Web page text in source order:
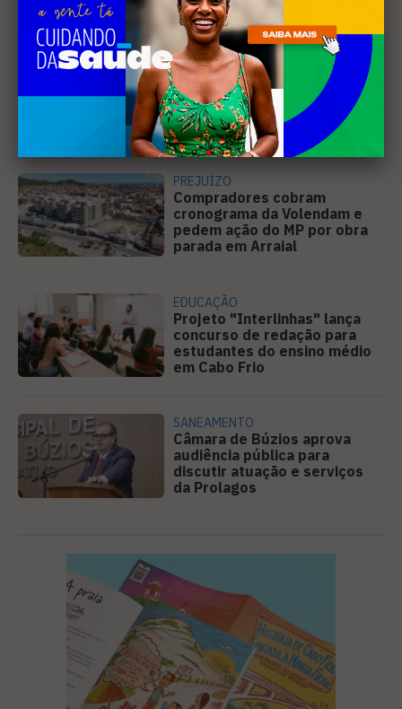
MÚSICA
Banda cabo-friense
Spectrummm apresenta
músicas inéditas no Diveneta
Moto Fest neste sábado (8)
PREJUÍZO
Compradores cobram
cronograma da Volendam e
pedem ação do MP por obra
parada em Arraial
EDUCAÇÃO
Projeto "Interlinhas" lança
concurso de redação para
estudantes do ensino médio
em Cabo Frio
SANEAMENTO
Câmara de Búzios aprova
audiência pública para
discutir atuação e serviços
da Prolagos